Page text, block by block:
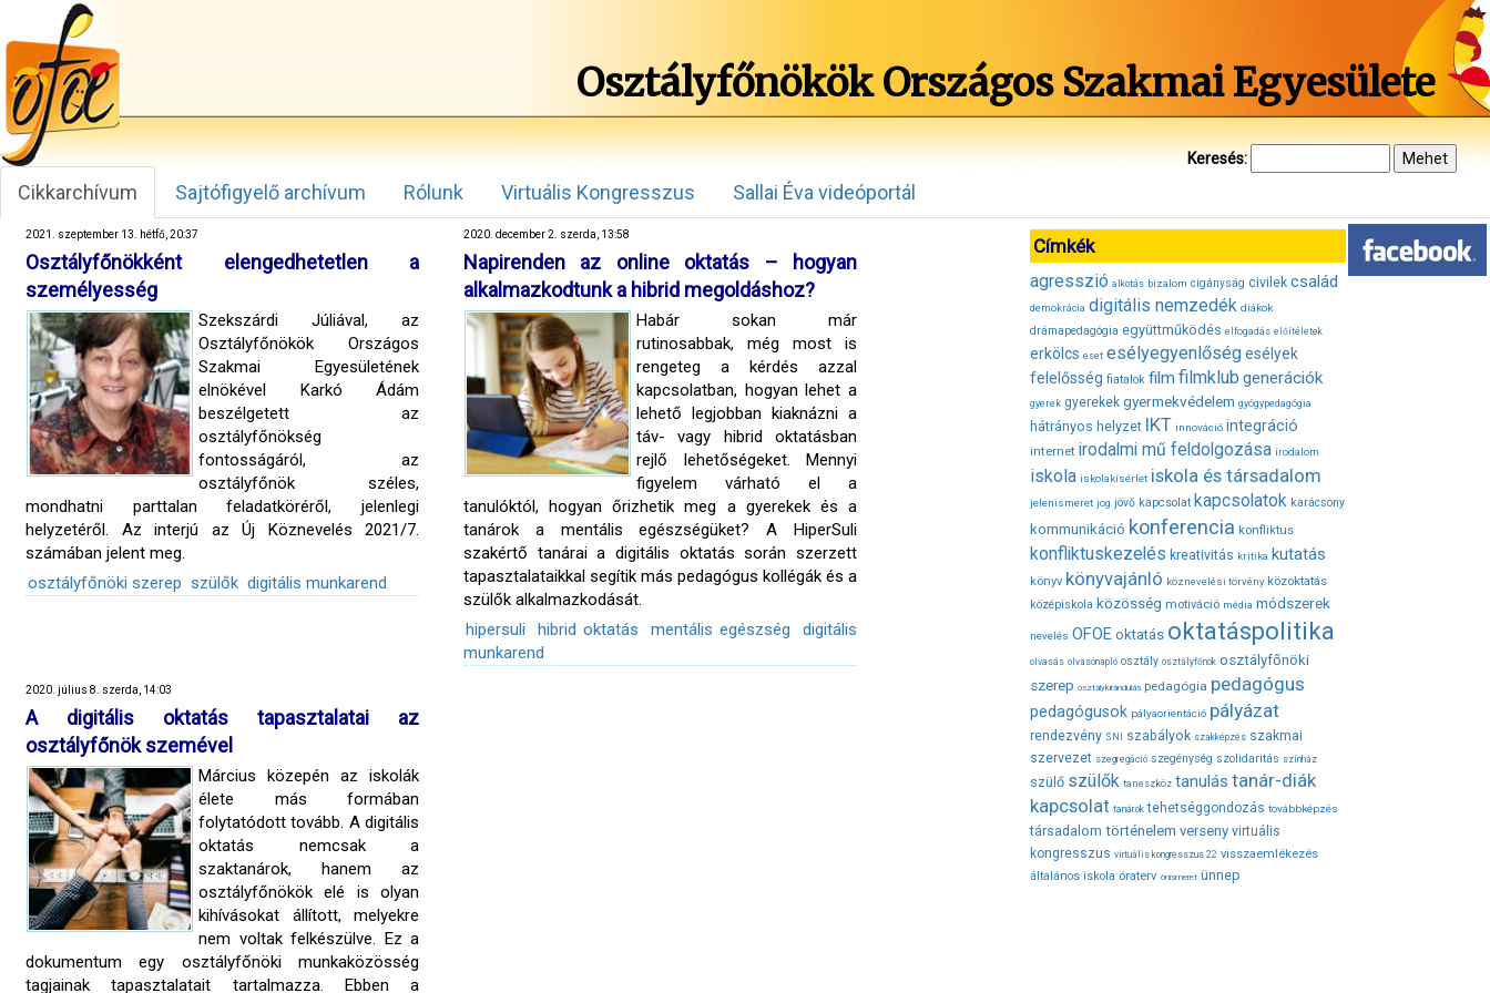
Osztályfőnökök Országos Szakmai Egyesülete
Keresés:
Cikkarchívum Sajtófigyelő archívum Rólunk Virtuális Kongresszus Sallai Éva videóportál
2021. szeptember 13. hétfő, 20:37
Osztályfőnökként elengedhetetlen a
személyesség
Szekszárdi Júliával, az
Osztályfőnökök Országos
Szakmai Egyesületének
elnökével Karkó Ádám
beszélgetett az
osztályfőnökség
fontosságáról, az
osztályfőnök széles,
mondhatni parttalan feladatköréről, jelenlegi
helyzetéről. Az interjú az Új Köznevelés 2021/7.
számában jelent meg.
osztályfőnöki szerep szülők digitális munkarend
2020. december 2. szerda, 13:58
Napirenden az online oktatás – hogyan
alkalmazkodtunk a hibrid megoldáshoz?
Habár sokan már
rutinosabbak, még most is
rengeteg a kérdés azzal
kapcsolatban, hogyan lehet a
lehető legjobban kiaknázni a
táv- vagy hibrid oktatásban
rejlő lehetőségeket. Mennyi
figyelem várható el a
tanulóktól, hogyan őrizhetik meg a gyerekek és a
tanárok a mentális egészségüket? A HiperSuli
szakértő tanárai a digitális oktatás során szerzett
tapasztalataikkal segítik más pedagógus kollégák és a
szülők alkalmazkodását.
hipersuli
hibrid oktatás mentális egészség
digitális
munkarend
2020. július 8. szerda, 14:03
A digitális oktatás tapasztalatai az
osztályfőnök szemével
Március közepén az iskolák
élete más formában
folytatódott tovább. A digitális
oktatás nemcsak a
szaktanárok, hanem az
osztályfőnökök elé is olyan
kihívásokat állított, melyekre
nem voltak felkészülve. Ez a
dokumentum egy osztályfőnöki munkaközösség
tagjainak tapasztalatait tartalmazza. Ebben a
Címkék
agresszió alkotás bizalom cigányság civilek család
demokrácia digitális nemzedék diákok
drámapedagógia együttműködés elfogadás előítéletek
erkölcs eset esélyegyenlőségesélyek
felelősség fiatalok film filmklub generációk
gyerek gyerekek gyermekvédelem gyógypedagógia
hátrányos helyzet IKT innováció integráció
internet irodalmi mű feldolgozása irodalom
iskola iskolakísérlet iskola és társadalom
jelenismeret jog jövő kapcsolat kapcsolatok karácsony
kommunikáció konferencia konfliktus
konfliktuskezelés kreativitás kritika kutatás
könyv könyvajánló köznevelési törvény közoktatás
középiskola közösség motiváció média módszerek
nevelés OFOE oktatás oktatáspolitika
olvasás olvasónapló osztály osztályfőnök osztályfőnöki
szerep osztálykirándulás pedagógia pedagógus
pedagógusok pályaorientáció pályázat
rendezvény SNI szabályok szakképzés szakmai
szervezet szegregáció szegénység szolidaritás színház
szülő szülők taneszköz tanulás tanár-diák
kapcsolat tanárok tehetséggondozás továbbképzés
társadalom történelem verseny virtuális
kongresszus virtuális kongresszus 22 visszaemlékezés
általános iskola óraterv önismeret ünnep